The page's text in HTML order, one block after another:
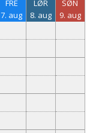
FRE
7. aug
LØR
8. aug
SØN
9. aug